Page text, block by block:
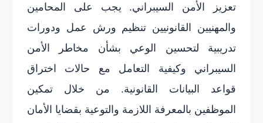
تعزيز الأمن السيبراني. يجب على المحامين
والمهنيين القانونيين تنظيم ورش عمل ودورات
تدريبية لتحسين الوعي بشأن مخاطر الأمن
السيبراني وكيفية التعامل مع حالات اختراق
قواعد البيانات القانونية. من خلال تمكين
الموظفين بالمعرفة اللازمة والتوعية بقضايا الأمان